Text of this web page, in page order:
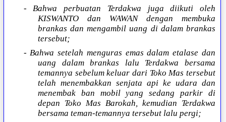
- Bahwa perbuatan Terdakwa juga diikuti oleh
KISWANTO dan WAWAN dengan membuka
brankas dan mengambil uang di dalam brankas
tersebut;
- Bahwa setelah menguras emas dalam etalase dan
uang dalam brankas lalu Terdakwa bersama
temannya sebelum keluar dari Toko Mas tersebut
telah menembakkan senjata api ke udara dan
menembak ban mobil yang sedang parkir di
depan Toko Mas Barokah, kemudian Terdakwa
bersama teman-temannya tersebut lalu pergi;